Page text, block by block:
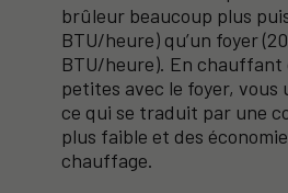
brûleur beaucoup plus
BTU/heure) qu’un foyer
BTU/heure). En chauffant
petites avec le foyer, vous
ce qui se traduit par une
plus faible et des
chauffage.